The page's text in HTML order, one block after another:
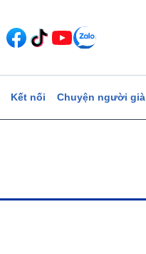
Kết nối Chuyện người già